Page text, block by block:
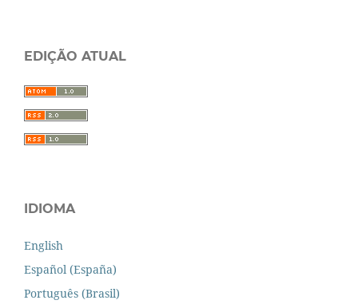
EDIÇÃO ATUAL
IDIOMA
English
Español (España)
Português (Brasil)